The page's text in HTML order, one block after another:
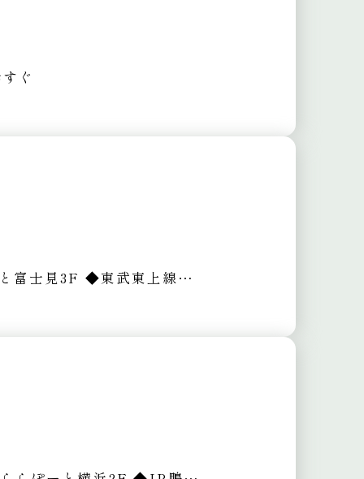
ぐ
富士見3F ◆東武東上線 鶴瀬駅よりバス6分